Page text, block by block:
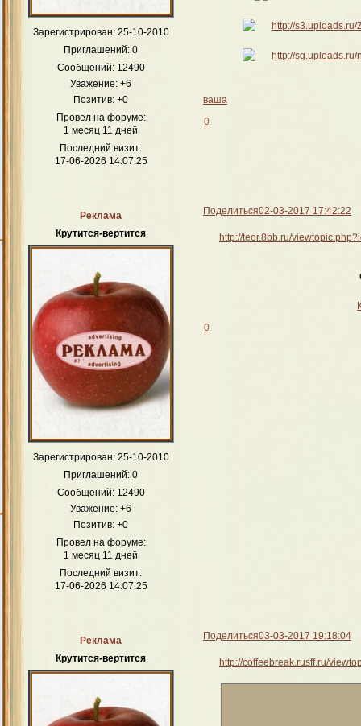
Зарегистрирован: 25-10-2010
Приглашений: 0
Сообщений:12490
Уважение: +6
Позитив: +0
Провел на форуме:
1 месяц 11 дней
Последний визит:
17-06-2026 14:07:25
ваша
0
Поделиться02-03-2017 17:42:22
Реклама
Крутится-вертится
Зарегистрирован: 25-10-2010
Приглашений: 0
Сообщений:12490
Уважение: +6
Позитив: +0
Провел на форуме:
1 месяц 11 дней
Последний визит:
17-06-2026 14:07:25
http://teor.8bb.ru/
0
Поделиться03-03-2017 19:18:04
Реклама
Крутится-вертится
http://coffeebreak.rusff.ru/